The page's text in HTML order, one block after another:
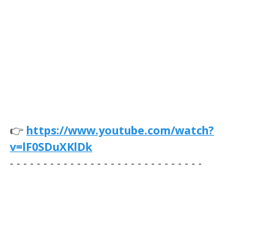
👉 https://www.youtube.com/watch?
v=lF0SDuXKlDk
- - - - - - - - - - - - - - - - - - - - - - - - - - - - -